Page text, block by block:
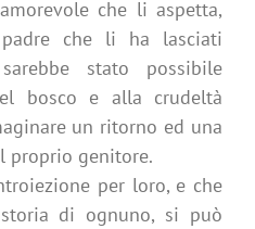
che li aspetta,
che li ha lasciati
stato possibile
bosco e alla crudeltà
un ritorno ed una
proprio genitore.
per loro, e che
di ognuno, si può